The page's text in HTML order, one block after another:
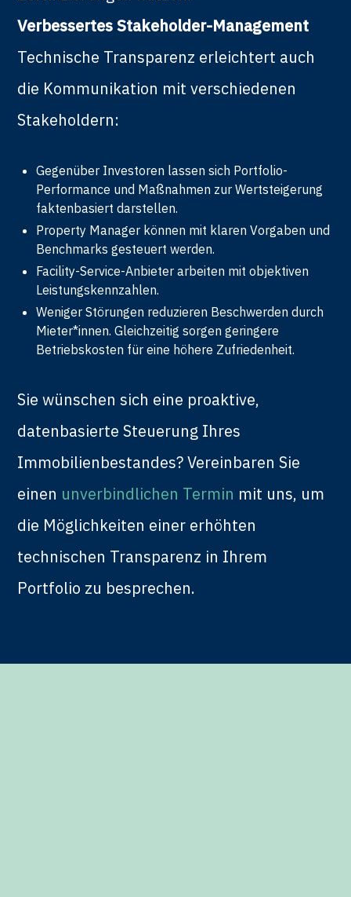
Verbessertes Stakeholder-Management
Technische Transparenz erleichtert auch
die Kommunikation mit verschiedenen
Stakeholdern:
Gegenüber Investoren lassen sich Portfolio-
Performance und Maßnahmen zur Wertsteigerung
faktenbasiert darstellen.
Property Manager können mit klaren Vorgaben und
Benchmarks gesteuert werden.
Facility-Service-Anbieter arbeiten mit objektiven
Leistungskennzahlen.
Weniger Störungen reduzieren Beschwerden durch
Mieter*innen. Gleichzeitig sorgen geringere
Betriebskosten für eine höhere Zufriedenheit.
Sie wünschen sich eine proaktive,
datenbasierte Steuerung Ihres
Immobilienbestandes? Vereinbaren Sie
einen unverbindlichen Termin mit uns, um
die Möglichkeiten einer erhöhten
technischen Transparenz in Ihrem
Portfolio zu besprechen.